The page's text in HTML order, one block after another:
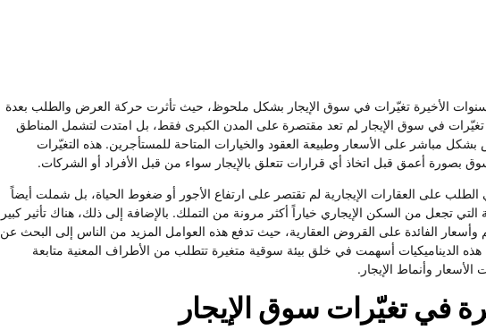
الأخيرة تغيّرات في سوق الإيجار بشكل ملحوظ، حيث تأثرت حركة العرض والطلب بعدة
تغيّرات في سوق الإيجار لم تعد مقتصرة على المدن الكبرى فقط، بل امتدت لتشمل المناطق
مباشر على الأسعار وطبيعة العقود والخيارات المتاحة للمستأجرين. هذه التغيّرات
بصورة أعمق قبل اتخاذ أي قرارات تتعلق بالإيجار سواء من قبل الأفراد أو الشركات.
الطلب على العقارات الإيجارية لم تقتصر على ارتفاع الأجور أو ضغوط الحياة، بل شملت أيضاً
التي تجعل من السكن الإيجاري خياراً أكثر مرونة من التملك. بالإضافة إلى ذلك، هناك تأثير كبير
وأسعار الفائدة على القروض العقارية، حيث تدفع هذه العوامل المزيد من الناس إلى البحث عن
هذه الديناميكيات أسهمت في خلق بيئة سوقية متغيرة تتطلب من الأطراف المعنية متابعة
وأنماط الإيجار.
في تغيّرات سوق الإيجار